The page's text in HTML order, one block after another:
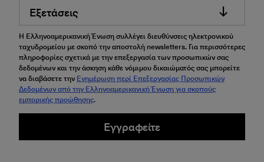
Εξετάσεις
Η Ελληνοαμερικανική Ένωση συλλέγει διευθύνσεις ηλεκτρονικού
ταχυδρομείου με σκοπό την αποστολή newsletters. Για περισσότερες
πληροφορίες σχετικά με την επεξεργασία των προσωπικών σας
δεδομένων και την άσκηση κάθε νόμιμου δικαιώματός σας μπορείτε
να διαβάσετε την Ενημέρωση περί Επεξεργασίας Προσωπικών
Δεδομένων από την Ελληνοαμερικανική Ένωση για σκοπούς
εμπορικής προώθησης.
Εγγραφείτε